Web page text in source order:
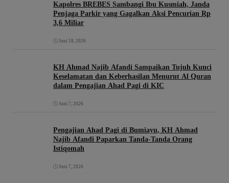
Kapolres BREBES Sambangi Ibu Kusmiah, Janda
Penjaga Parkir yang Gagalkan Aksi Pencurian Rp
3,6 Miliar
Juni 18, 2026
KH Ahmad Najib Afandi Sampaikan Tujuh Kunci
Keselamatan dan Keberhasilan Menurut Al Quran
dalam Pengajian Ahad Pagi di KIC
Juni 7, 2026
Pengajian Ahad Pagi di Bumiayu, KH Ahmad
Najib Afandi Paparkan Tanda-Tanda Orang
Istiqomah
Juni 7, 2026